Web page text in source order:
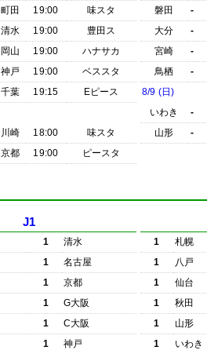
町田 19:00
味スタ
清水 19:00
豊田ス
岡山 19:00
ハナサカ
神戸 19:00
ベススタ
千葉 19:15
Eピース
川崎 18:00
味スタ
京都 19:00 ピースタ
磐田
-
大分
-
宮崎
-
鳥栖
-
8/9 (日)
いわき
-
山形
-
J1
1
清水
1
名古屋
1
京都
1
G大阪
1
C大阪
1
神戸
1 札幌
1
八戸
1
仙台
1
秋田
1
山形
1
いわき